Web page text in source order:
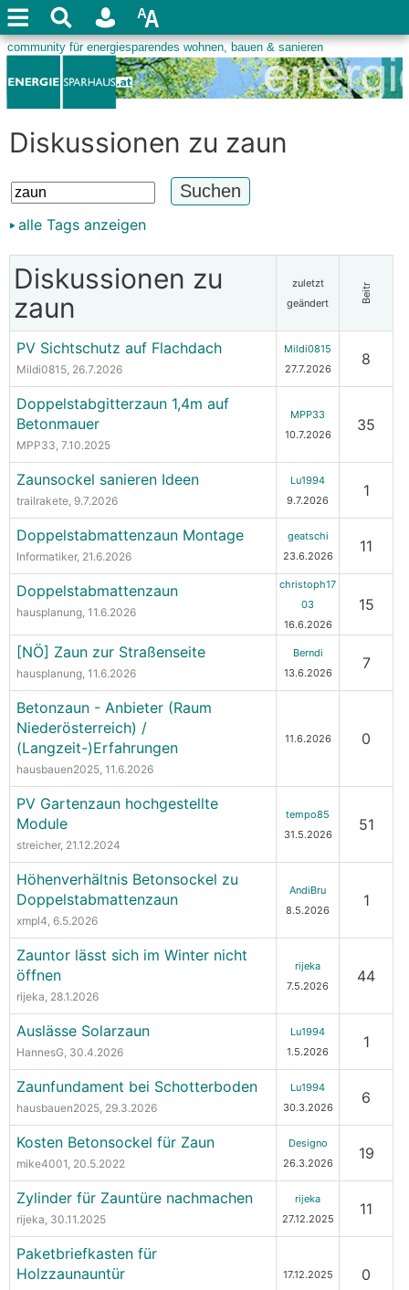
Diskussionen zu zaun
alle Tags anzeigen
Diskussionen zu
zaun
zuletzt
geändert
Beitr
PV Sichtschutz auf Flachdach
Mildi0815, 26.7.2026
Mildi0815
27.7.2026
8
Doppelstabgitterzaun 1,4m auf
Betonmauer
MPP33, 7.10.2025
MPP33
10.7.2026
35
Zaunsockel sanieren Ideen
trailrakete, 9.7.2026
Lu1994
9.7.2026
1
Doppelstabmattenzaun Montage
Informatiker, 21.6.2026
geatschi
23.6.2026
11
Doppelstabmattenzaun
hausplanung, 11.6.2026
christoph17
03
16.6.2026
15
[NÖ] Zaun zur Straßenseite
hausplanung, 11.6.2026
Berndi
13.6.2026
7
Betonzaun - Anbieter (Raum
Niederösterreich) /
(Langzeit-)Erfahrungen
hausbauen2025, 11.6.2026
11.6.2026 0
PV Gartenzaun hochgestellte
Module
streicher, 21.12.2024
tempo85
31.5.2026
51
Höhenverhältnis Betonsockel zu
Doppelstabmattenzaun
xmpl4, 6.5.2026
AndiBru
8.5.2026
1
Zauntor lässt sich im Winter nicht
öffnen
rijeka, 28.1.2026
rijeka
7.5.2026
44
Auslässe Solarzaun
HannesG, 30.4.2026
Lu1994
1.5.2026
1
Zaunfundament bei Schotterboden
hausbauen2025, 29.3.2026
Lu1994
30.3.2026
6
Kosten Betonsockel für Zaun
mike4001, 20.5.2022
Designo
26.3.2026
19
Zylinder für Zauntüre nachmachen
rijeka, 30.11.2025
rijeka
27.12.2025
11
Paketbriefkasten für
Holzzaunauntür
17.12.2025 0